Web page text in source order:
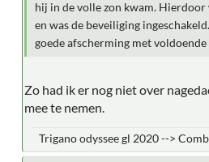
hij in de volle zon kwam.
en was de beveiliging
goede afscherming met
Zo had ik er nog niet over
mee te nemen.
Trigano odyssee gl 2020 -->